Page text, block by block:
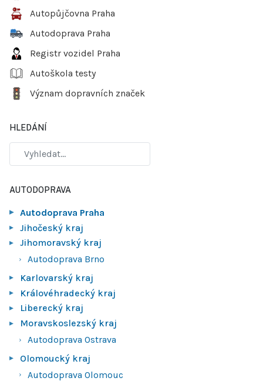
Autopůjčovna Praha
Autodoprava Praha
Registr vozidel Praha
Autoškola testy
Význam dopravních značek
HLEDÁNÍ
AUTODOPRAVA
Autodoprava Praha
Jihočeský kraj
Jihomoravský kraj
Autodoprava Brno
Karlovarský kraj
Královéhradecký kraj
Liberecký kraj
Moravskoslezský kraj
Autodoprava Ostrava
Olomoucký kraj
Autodoprava Olomouc